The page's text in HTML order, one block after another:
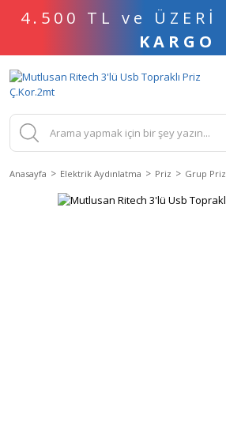
4.500 TL ve ÜZERİ
KARGO
Anasayfa Elektrik Aydınlatma Priz Grup Priz